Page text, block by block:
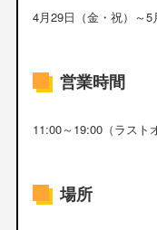
4月29日（金・祝）～5
営業時間
11:00～19:00（ラスト
場所